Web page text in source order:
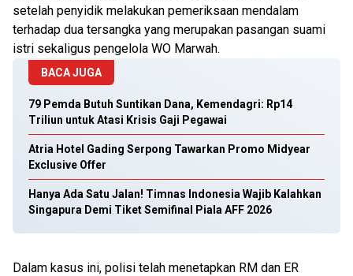
setelah penyidik melakukan pemeriksaan mendalam
terhadap dua tersangka yang merupakan pasangan suami
istri sekaligus pengelola WO Marwah.
BACA JUGA
79 Pemda Butuh Suntikan Dana, Kemendagri: Rp14
Triliun untuk Atasi Krisis Gaji Pegawai
Atria Hotel Gading Serpong Tawarkan Promo Midyear
Exclusive Offer
Hanya Ada Satu Jalan! Timnas Indonesia Wajib Kalahkan
Singapura Demi Tiket Semifinal Piala AFF 2026
Dalam kasus ini, polisi telah menetapkan RM dan ER